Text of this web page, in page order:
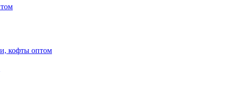
кофты оптом